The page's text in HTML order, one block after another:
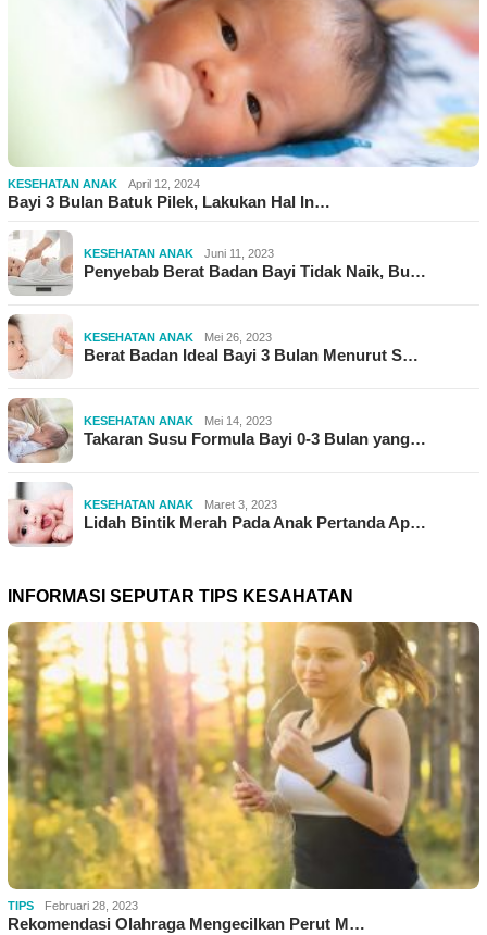
KESEHATAN ANAK April 12, 2024
Bayi 3 Bulan Batuk Pilek, Lakukan Hal In…
KESEHATAN ANAK Juni 11, 2023
Penyebab Berat Badan Bayi Tidak Naik, Bu…
KESEHATAN ANAK Mei 26, 2023
Berat Badan Ideal Bayi 3 Bulan Menurut S…
KESEHATAN ANAK Mei 14, 2023
Takaran Susu Formula Bayi 0-3 Bulan yang…
KESEHATAN ANAK Maret 3, 2023
Lidah Bintik Merah Pada Anak Pertanda Ap…
INFORMASI SEPUTAR TIPS KESAHATAN
TIPS Februari 28, 2023
Rekomendasi Olahraga Mengecilkan Perut M…